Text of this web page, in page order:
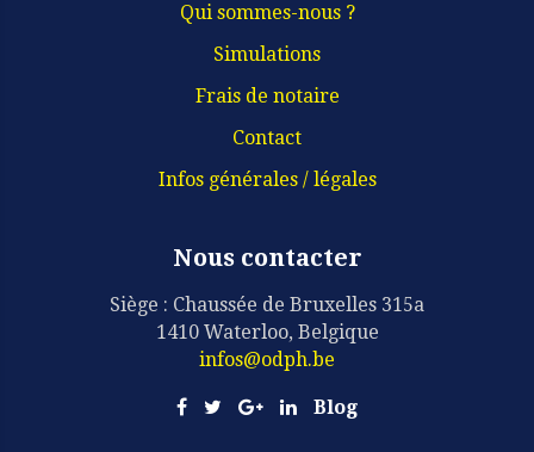
Qui sommes-nous ?
Simulations
Frais de notaire
Contact
Infos générales / légales
Nous contacter
Siège : Chaussée de Bruxelles 315a
1410 Waterloo, Belgique
infos@odph.be
Blog